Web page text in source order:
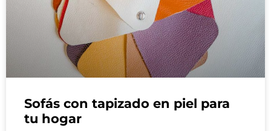
Sofás con tapizado en piel para
tu hogar